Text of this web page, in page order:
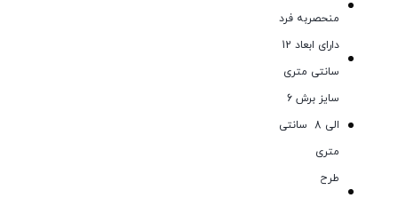
منحصربه فرد
سانتی متری
سایز برش 6
الی 8 سانتی
متری
طرح